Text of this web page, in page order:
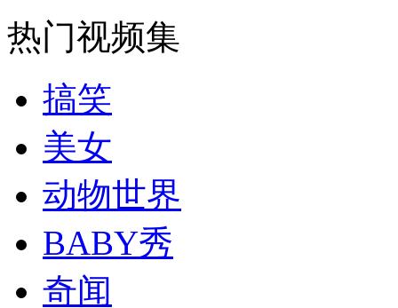
走！跟着总书记去植树
消防员救轻生者
热门视频集
搞笑
美女
动物世界
BABY秀
奇闻